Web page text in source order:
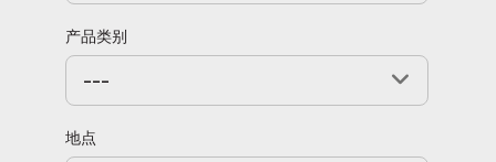
产品类别
---
地点